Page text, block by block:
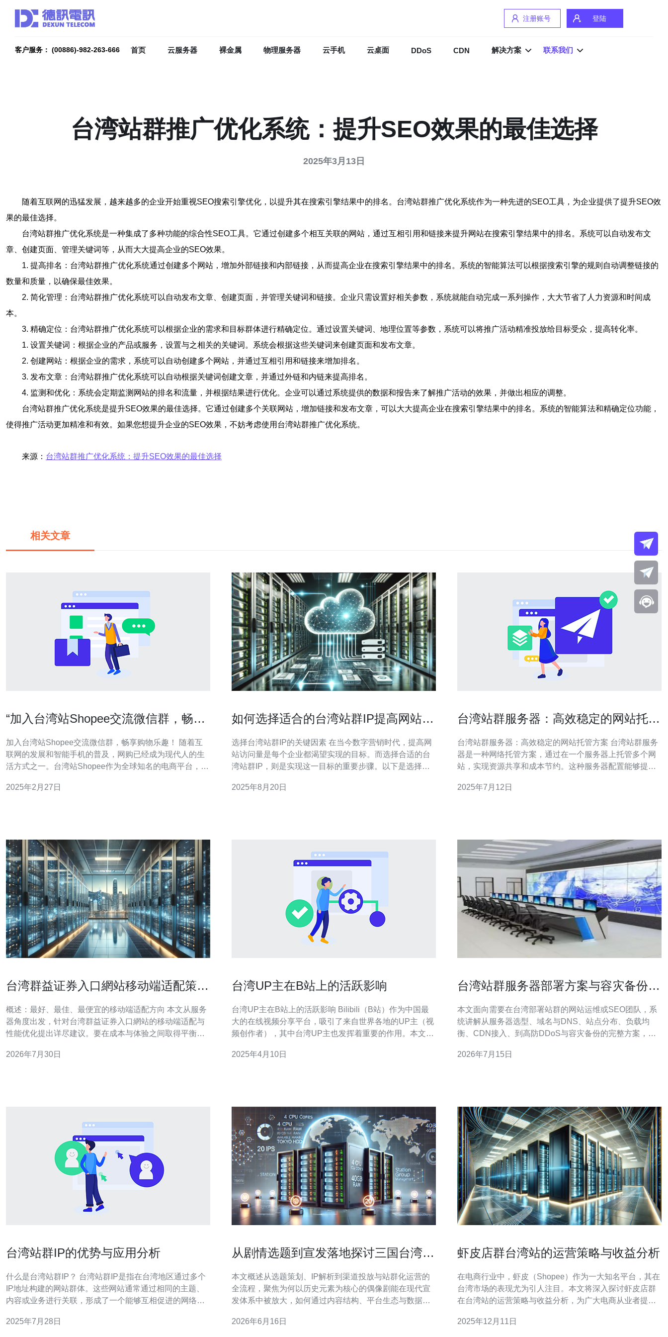
注册账号 登陆
客户服务： (00886)-982-263-666 首页 云服务器 裸金属 物理服务器 云手机 云桌面 DDoS CDN 解决方案 联系我们
台湾站群推广优化系统：提升SEO效果的最佳选择
2025年3月13日
随着互联网的迅猛发展，越来越多的企业开始重视SEO搜索引擎优化，以提升其在搜索引擎结果中的排名。台湾站群推广优化系统作为一种先进的SEO工具，为企业提供了提升SEO效
果的最佳选择。
台湾站群推广优化系统是一种集成了多种功能的综合性SEO工具。它通过创建多个相互关联的网站，通过互相引用和链接来提升网站在搜索引擎结果中的排名。系统可以自动发布文
章、创建页面、管理关键词等，从而大大提高企业的SEO效果。
1. 提高排名：台湾站群推广优化系统通过创建多个网站，增加外部链接和内部链接，从而提高企业在搜索引擎结果中的排名。系统的智能算法可以根据搜索引擎的规则自动调整链接的
数量和质量，以确保最佳效果。
2. 简化管理：台湾站群推广优化系统可以自动发布文章、创建页面，并管理关键词和链接。企业只需设置好相关参数，系统就能自动完成一系列操作，大大节省了人力资源和时间成
本。
3. 精确定位：台湾站群推广优化系统可以根据企业的需求和目标群体进行精确定位。通过设置关键词、地理位置等参数，系统可以将推广活动精准投放给目标受众，提高转化率。
1. 设置关键词：根据企业的产品或服务，设置与之相关的关键词。系统会根据这些关键词来创建页面和发布文章。
2. 创建网站：根据企业的需求，系统可以自动创建多个网站，并通过互相引用和链接来增加排名。
3. 发布文章：台湾站群推广优化系统可以自动根据关键词创建文章，并通过外链和内链来提高排名。
4. 监测和优化：系统会定期监测网站的排名和流量，并根据结果进行优化。企业可以通过系统提供的数据和报告来了解推广活动的效果，并做出相应的调整。
台湾站群推广优化系统是提升SEO效果的最佳选择。它通过创建多个关联网站，增加链接和发布文章，可以大大提高企业在搜索引擎结果中的排名。系统的智能算法和精确定位功能，
使得推广活动更加精准和有效。如果您想提升企业的SEO效果，不妨考虑使用台湾站群推广优化系统。
来源： 台湾站群推广优化系统：提升SEO效果的最佳选择
相关文章
“加入台湾站Shopee交流微信群，畅享
加入台湾站Shopee交流微信群，畅享购物乐趣！ 随着互
联网的发展和智能手机的普及，网购已经成为现代人的生
活方式之一。台湾站Shopee作为全球知名的电商平台，提
买时尚服饰、家居用品、美妆产品还是电子设备等，台湾
2025年2月27日
如何选择适合的台湾站群IP提高网站访
选择台湾站群IP的关键因素 在当今数字营销时代，提高网
站访问量是每个企业都渴望实现的目标。而选择合适的台
湾站群IP，则是实现这一目标的重要步骤。以下是选择台
合理布局站群结构 接下来，我们将深入探讨这三个要点，
2025年8月20日
台湾站群服务器：高效稳定的网站托管
台湾站群服务器：高效稳定的网站托管方案 台湾站群服务
器是一种网络托管方案，通过在一个服务器上托管多个网
站，实现资源共享和成本节约。这种服务器配置能够提供
用户使用。 台湾站群服务器具有以下优势： 资源共享：多
2025年7月12日
台湾群益证券入口網站移动端适配策略
概述：最好、最佳、最便宜的移动端适配方向 本文从服务
器角度出发，针对台湾群益证券入口網站的移动端适配与
性能优化提出详尽建议。要在成本与体验之间取得平衡，
缘计算）、"最佳"方案（根据流量细化缓存策略、启用
2026年7月30日
台湾UP主在B站上的活跃影响
台湾UP主在B站上的活跃影响 Bilibili（B站）作为中国最
大的在线视频分享平台，吸引了来自世界各地的UP主（视
频创作者），其中台湾UP主也发挥着重要的作用。本文将
和用户的积极贡献。 台湾UP主以其独特的文化背景和创意
2025年4月10日
台湾站群服务器部署方案与容灾备份完
本文面向需要在台湾部署站群的网站运维或SEO团队，系
统讲解从服务器选型、域名与DNS、站点分布、负载均
衡、CDN接入、到高防DDoS与容灾备份的完整方案，并
据访问来源、并发与预算选择云VPS或独立物理主机。对
2026年7月15日
台湾站群IP的优势与应用分析
什么是台湾站群IP？ 台湾站群IP是指在台湾地区通过多个
IP地址构建的网站群体。这些网站通常通过相同的主题、
内容或业务进行关联，形成了一个能够互相促进的网络。
不同的IP地址分散风险，并提高SEO效果。 台湾站群IP的
2025年7月28日
从剧情选题到宣发落地探讨三国台湾偶
本文概述从选题策划、IP解析到渠道投放与站群化运营的
全流程，聚焦为何以历史元素为核心的偶像剧能在现代宣
发体系中被放大，如何通过内容结构、平台生态与数据驱
键环节决定：剧情选题的题材亲和力、主演与制作团队的
2026年6月16日
虾皮店群台湾站的运营策略与收益分析
在电商行业中，虾皮（Shopee）作为一大知名平台，其在
台湾市场的表现尤为引人注目。本文将深入探讨虾皮店群
在台湾站的运营策略与收益分析，为广大电商从业者提供
首先需要进行市场调研，了解台湾地区消费者的购物习惯
2025年12月11日